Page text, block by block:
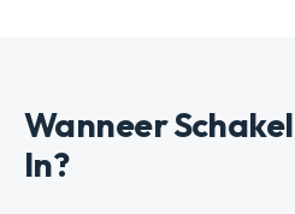
Wanneer
In?